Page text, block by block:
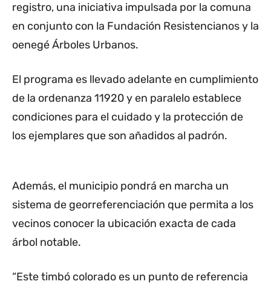
registro, una iniciativa impulsada por la comuna
en conjunto con la Fundación Resistencianos y la
oenegé Árboles Urbanos.
El programa es llevado adelante en cumplimiento
de la ordenanza 11920 y en paralelo establece
condiciones para el cuidado y la protección de
los ejemplares que son añadidos al padrón.
Además, el municipio pondrá en marcha un
sistema de georreferenciación que permita a los
vecinos conocer la ubicación exacta de cada
árbol notable.
“Este timbó colorado es un punto de referencia